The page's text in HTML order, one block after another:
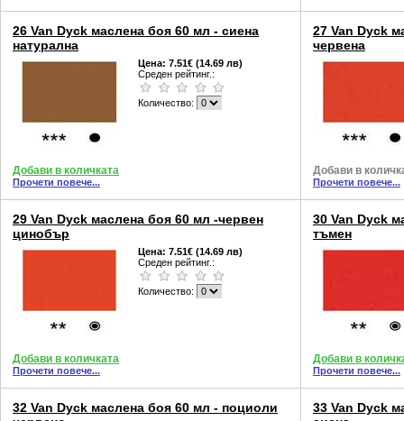
26 Van Dyck маслена боя 60 мл - сиена
натурална
Цена: 7.51€ (14.69 лв)
Среден рейтинг.:
Количество:
Добави в количката
Прочети повече...
27 Van Dyck
червена
Добави в
Прочети повече...
29 Van Dyck маслена боя 60 мл -червен
цинобър
Цена: 7.51€ (14.69 лв)
Среден рейтинг.:
Количество:
Добави в количката
Прочети повече...
30 Van Dyck
тъмен
Добави в
Прочети повече...
32 Van Dyck маслена боя 60 мл - поциоли
33 Van Dyck